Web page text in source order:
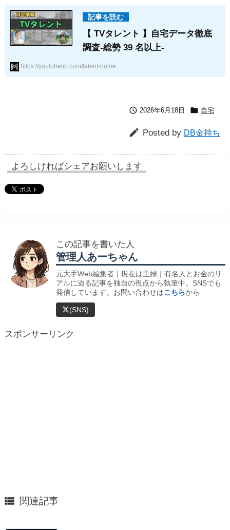
【 TVタレント 】自宅データ徹底
調査-総勢 39 名以上-
https://youtubelib.com/talent-home
 2026年6月18日  自宅
 Posted by DB金持ち
よろしければシェアお願いします
この記事を書いた人
管理人あーちゃん
元大手Web編集者｜現在は主婦｜有名人とお金のリ
アルに迫る記事を独自の視点から執筆中。SNSでも
発信しています。お問い合わせはこちらから
(SNS)
スポンサーリンク
 関連記事